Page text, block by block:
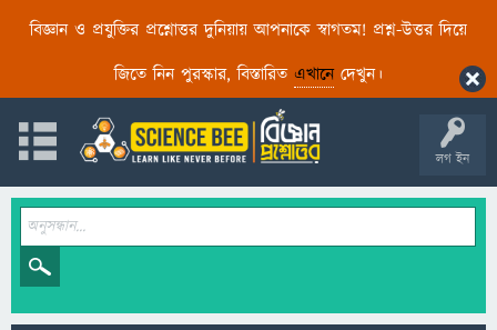
বিজ্ঞান ও প্রযুক্তির প্রশ্নোত্তর দুনিয়ায় আপনাকে স্বাগতম! প্রশ্ন-উত্তর দিয়ে
জিতে নিন পুরস্কার, বিস্তারিত এখানেদেখুন।
লগ ইন